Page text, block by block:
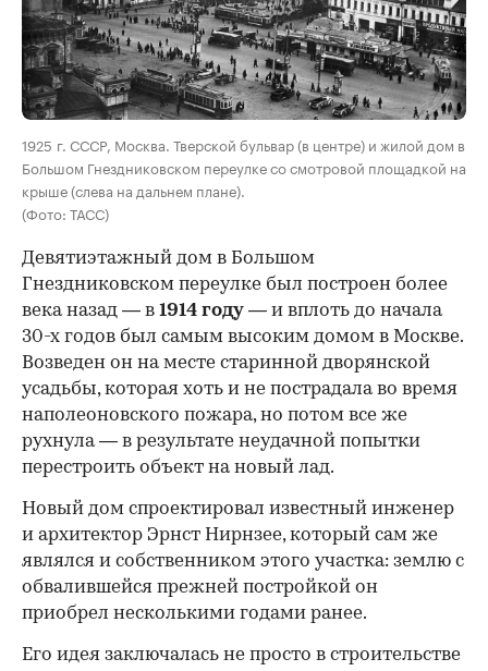
00:00 / 00:00
1925 г. СССР, Москва. Тверской бульвар (в центре) и жилой дом в
Большом Гнездниковском переулке со смотровой площадкой на
крыше (слева на дальнем плане).
(Фото: ТАСС)
Девятиэтажный дом в Большом
Гнездниковском переулке был построен более
века назад — в 1914 году — и вплоть до начала
30-х годов был самым высоким домом в Москве.
Возведен он на месте старинной дворянской
усадьбы, которая хоть и не пострадала во время
наполеоновского пожара, но потом все же
рухнула — в результате неудачной попытки
перестроить объект на новый лад.
Новый дом спроектировал известный инженер
и архитектор Эрнст Нирнзее, который сам же
являлся и собственником этого участка: землю с
обвалившейся прежней постройкой он
приобрел несколькими годами ранее.
Его идея заключалась не просто в строительстве